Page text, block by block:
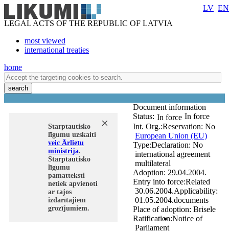
LEGAL ACTS OF THE REPUBLIC OF LATVIA
most viewed
international treaties
LV EN
home
search
Starptautisko
līgumu uzskaiti
veic Ārlietu
ministrija.
Starptautisko
līgumu
pamatteksti
netiek apvienoti
ar tajos
izdarītajiem
grozījumiem.
Document information
Status: In force In force
Int. Org.:
European Union (EU)
Type:
international agreement
multilateral
Adoption: 29.04.2004.
Entry into force:
30.06.2004.Applicability:
01.05.2004.
Place of adoption: Brisele
Ratification:
Parliament
Reservation: No
Declaration: No
Related
documents
Notice of